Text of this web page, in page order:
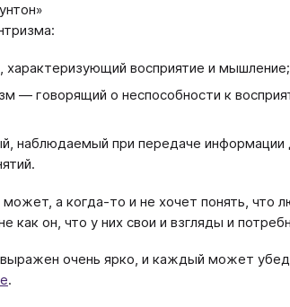
характеризующий восприятие и мышление;
— говорящий о неспособности к
наблюдаемый при передаче
может, а когда-то и не хочет понять,
как он, что у них свои и взгляды и
очень ярко, и каждый может
.